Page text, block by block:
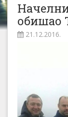
обишао
21.12.2016.